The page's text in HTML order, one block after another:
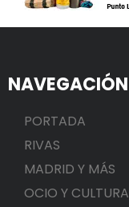
NAVEGACIÓN
PORTADA
RIVAS
MADRID Y MÁS
OCIO Y CULTURA